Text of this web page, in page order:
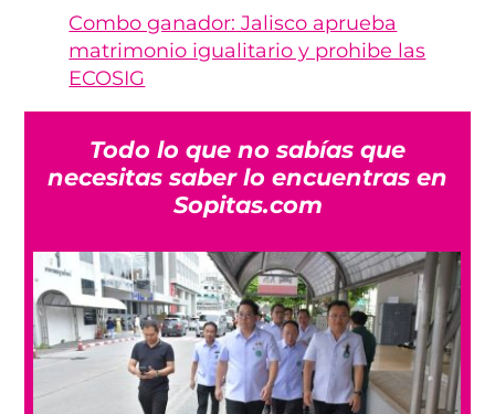
Combo ganador: Jalisco aprueba
matrimonio igualitario y prohibe las
ECOSIG
Todo lo que no sabías que
necesitas saber lo encuentras en
Sopitas.com